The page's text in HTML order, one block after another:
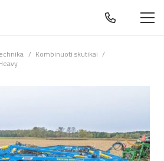
/ Kombinuoti skutikai /